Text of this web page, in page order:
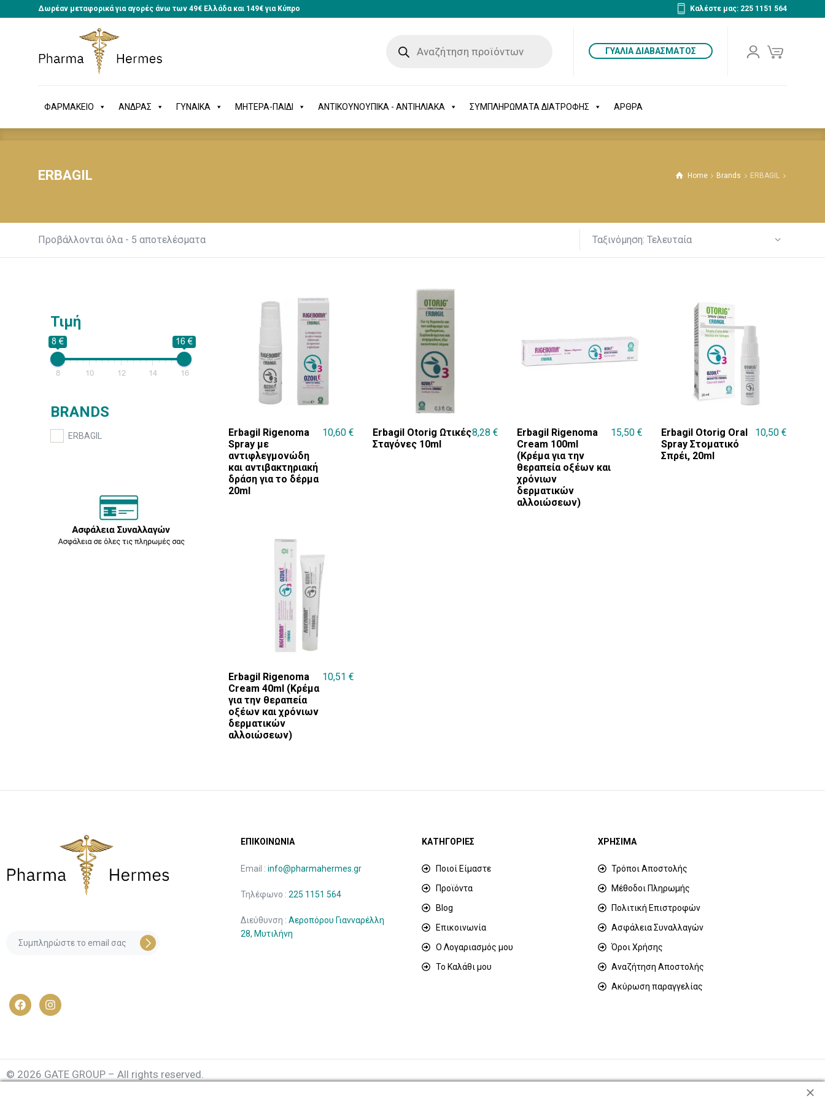
Δωρέαν μεταφορικά για αγορές άνω των 49€ Ελλάδα και 149€ για Κύπρο Καλέστε μας: 225 1151 564
ΓΥΑΛΙΑ ΔΙΑΒΑΣΜΑΤΟΣ
ΦΑΡΜΑΚΕΙΟ ΑΝΔΡΑΣ ΓΥΝΑΙΚΑ ΜΗΤΕΡΑ-ΠΑΙΔΙ ΑΝΤΙΚΟΥΝΟΥΠΙΚΑ - ΑΝΤΙΗΛΙΑΚΑ ΣΥΜΠΛΗΡΩΜΑΤΑ ΔΙΑΤΡΟΦΗΣ ΑΡΘΡΑ
ΦΑΡΜΑΚΕΙΟ ΑΝΔΡΑΣ ΓΥΝΑΙΚΑ ΜΗΤΕΡΑ-ΠΑΙΔΙ ΑΝΤΙΚΟΥΝΟΥΠΙΚΑ - ΑΝΤΙΗΛΙΑΚΑ ΣΥΜΠΛΗΡΩΜΑΤΑ ΔΙΑΤΡΟΦΗΣ ΑΡΘΡΑ
ERBAGIL Home Brands ERBAGIL
Προβάλλονται όλα - 5 αποτελέσματα Ταξινόμηση: Τελευταία
Erbagil Rigenoma
Spray με
αντιφλεγμονώδη
και αντιβακτηριακή
δράση για το δέρμα
20ml
10,60 €
Erbagil Otorig Ωτικές
Σταγόνες 10ml
8,28 €
Erbagil Rigenoma
Cream 100ml
(Κρέμα για την
θεραπεία οξέων και
χρόνιων
δερματικών
αλλοιώσεων)
15,50 €
Erbagil Otorig Oral
Spray Στοματικό
Σπρέι, 20ml
10,50 €
Erbagil Rigenoma
Cream 40ml (Κρέμα
για την θεραπεία
οξέων και χρόνιων
δερματικών
αλλοιώσεων)
10,51 €
Τιμή
8 € 16 €
8 10 12 14 16
BRANDS
ERBAGIL
ΕΠΙΚΟΙΝΩΝΙΑ
Email : info@pharmahermes.gr
Τηλέφωνο : 225 1151 564
Διεύθυνση : Αεροπόρου Γιανναρέλλη
28, Μυτιλήνη
ΚΑΤΗΓΟΡΙΕΣ
Ποιοί Είμαστε
Προϊόντα
Blog
Επικοινωνία
Ο Λογαριασμός μου
Το Καλάθι μου
ΧΡΗΣΙΜΑ
Τρόποι Αποστολής
Μέθοδοι Πληρωμής
Πολιτική Επιστροφών
Ασφάλεια Συναλλαγών
Όροι Χρήσης
Αναζήτηση Αποστολής
Ακύρωση παραγγελίας
© 2026 GATE GROUP – All rights reserved.